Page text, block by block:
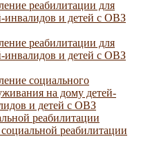
реабилитации для
инвалидов и детей с ОВЗ
реабилитации для
инвалидов и детей с ОВЗ
социального
на дому детей-
и детей с ОВЗ
реабилитации
реабилитации